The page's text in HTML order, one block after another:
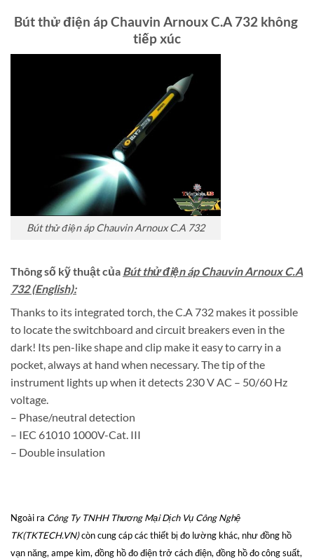
Bút thử điện áp Chauvin Arnoux C.A 732 không
tiếp xúc
Bút thử điện áp Chauvin Arnoux C.A 732
Thông số kỹ thuật của Bút thử điện áp Chauvin Arnoux C.A
732(English):
Thanks to its integrated torch, the C.A 732 makes it possible
to locate the switchboard and circuit breakers even in the
dark! Its pen-like shape and clip make it easy to carry in a
pocket, always at hand when necessary. The tip of the
instrument lights up when it detects 230 V AC – 50/60 Hz
voltage.
– Phase/neutral detection
– IEC 61010 1000V-Cat. III
– Double insulation
Ngoài ra Công Ty TNHH Thương Mại Dịch Vụ Công Nghệ
TK(TKTECH.VN)còn cung cáp các thiết bị đo lường khác, như đồng hồ
vạn năng, ampe kìm, đồng hồ đo điện trở cách điện, đồng hồ đo công suất,